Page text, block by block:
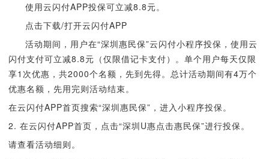
使用云闪付APP投保可立减8.8元。
点击下载/打开云闪付APP
活动期间，用户在“深圳惠民保”云闪付小程序投保，使用云
闪付支付可立减8.8元（仅限借记卡支付）。单个用户每天仅限
享1次优惠，共2000个名额，先到先得。总计活动期间有4万个
优惠名额，先用完则活动结束。
在云闪付APP首页搜索“深圳惠民保”，进入小程序投保。
2. 在云闪付APP首页，点击“深圳U惠点击惠民保”进行投保。
请查看活动细则。